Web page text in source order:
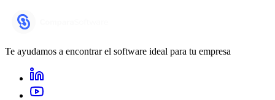
Te ayudamos a encontrar el software ideal para tu empresa